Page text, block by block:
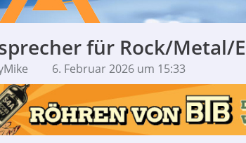
für Rock/Metal/
6. Februar 2026 um 15:33